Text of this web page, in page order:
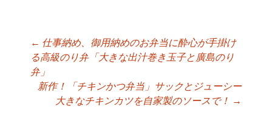
投稿ナビゲーショ
ン
← 仕事納め、御用納めのお弁当に酔心が手掛け
る高級のり弁「大きな出汁巻き玉子と廣島のり
弁」
新作！「チキンかつ弁当」サックとジューシー
大きなチキンカツを自家製のソースで！ →